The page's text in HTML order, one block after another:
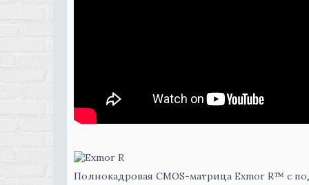
Полнокадровая CMOS-матрица Exmor R™ с